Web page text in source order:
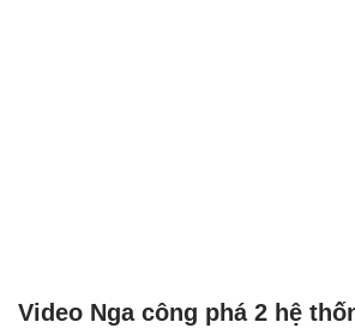
Video Nga công phá 2 hệ